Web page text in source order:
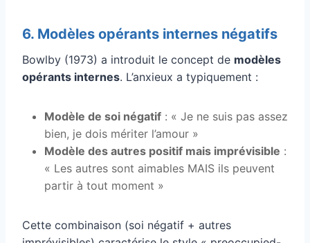
6. Modèles opérants internes négatifs
Bowlby (1973) a introduit le concept de modèles
opérants internes. L’anxieux a typiquement :
Modèle de soi négatif : « Je ne suis pas assez
bien, je dois mériter l’amour »
Modèle des autres positif mais imprévisible :
« Les autres sont aimables MAIS ils peuvent
partir à tout moment »
Cette combinaison (soi négatif + autres